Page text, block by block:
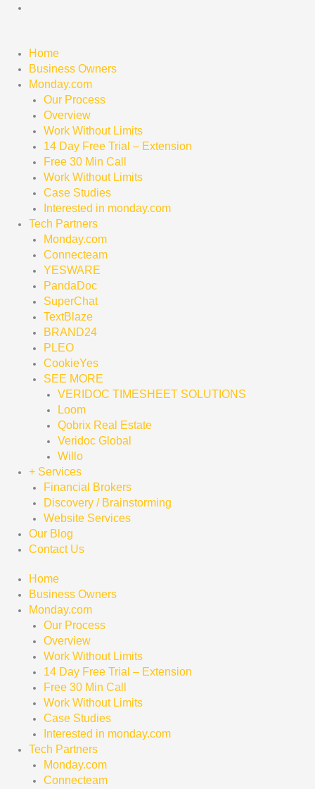
Skip
Home
Business Owners
Monday.com
Our Process
Overview
Work Without Limits
14 Day Free Trial – Extension
Free 30 Min Call
Work Without Limits
Case Studies
Interested in monday.com
Tech Partners
Monday.com
Connecteam
YESWARE
PandaDoc
SuperChat
TextBlaze
BRAND24
PLEO
CookieYes
SEE MORE
VERIDOC TIMESHEET SOLUTIONS
Loom
Qobrix Real Estate
Veridoc Global
Willo
+ Services
Financial Brokers
Discovery / Brainstorming
Website Services
Our Blog
Contact Us
Home
Business Owners
Monday.com
Our Process
Overview
Work Without Limits
14 Day Free Trial – Extension
Free 30 Min Call
Work Without Limits
Case Studies
Interested in monday.com
Tech Partners
Monday.com
Connecteam